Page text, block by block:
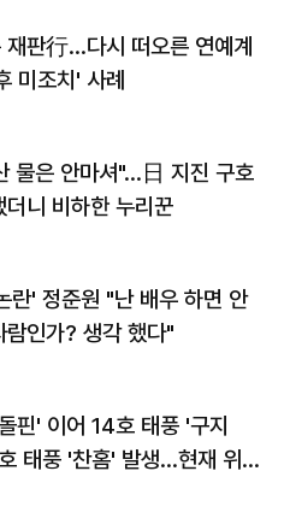
재판行…다시 떠오른 연예계
미조치' 사례
물은 안마셔"…日 지진 구호
더니 비하한 누리꾼
란' 정준원 "난 배우 하면 안
람인가? 생각 했다"
핀' 이어 14호 태풍 '구지
태풍 '찬홈' 발생…현재 위